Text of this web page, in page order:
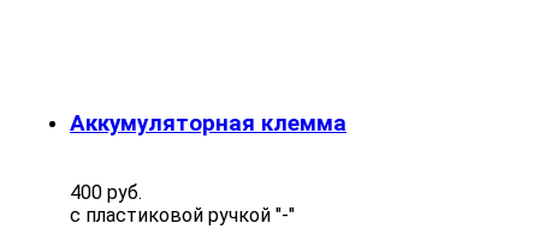
Аккумуляторная клемма
400 руб.
с пластиковой ручкой "-"